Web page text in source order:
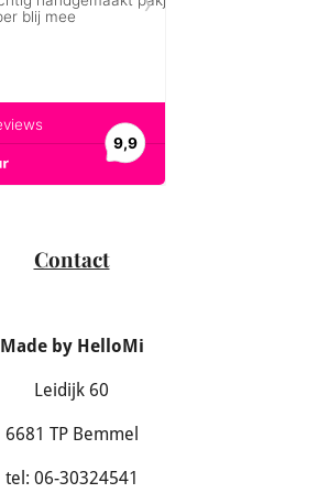
Contact
Made by HelloMi
Leidijk 60
6681 TP Bemmel
tel: 06-30324541